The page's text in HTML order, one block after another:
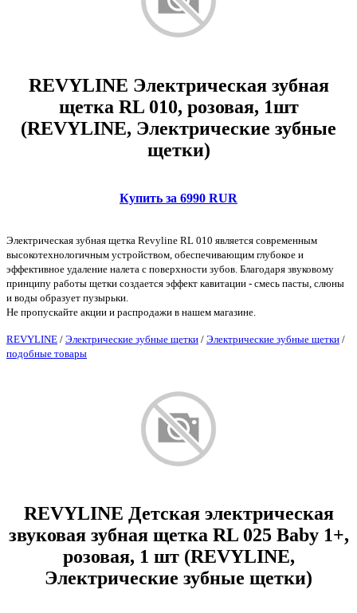
REVYLINE Электрическая зубная
щетка RL 010, розовая, 1шт
(REVYLINE, Электрические зубные
щетки)
Купить за 6990 RUR
Электрическая зубная щетка Revyline RL 010 является современным
высокотехнологичным устройством, обеспечивающим глубокое и
эффективное удаление налета с поверхности зубов. Благодаря звуковому
принципу работы щетки создается эффект кавитации - смесь пасты, слюны
и воды образует пузырьки.
Не пропускайте акции и распродажи в нашем магазине.
REVYLINE / Электрические зубные щетки / Электрические зубные щетки /
подобные товары
REVYLINE Детская электрическая
звуковая зубная щетка RL 025 Baby 1+,
розовая, 1 шт (REVYLINE,
Электрические зубные щетки)